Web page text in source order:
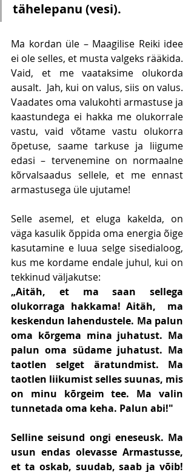
tähelepanu (vesi).
Ma kordan üle – Maagilise Reiki idee
ei ole selles, et musta valgeks rääkida.
Vaid, et me vaataksime olukorda
ausalt.  Jah, kui on valus, siis on valus.
Vaadates oma valukohti armastuse ja
kaastundega ei hakka me olukorrale
vastu, vaid võtame vastu olukorra
õpetuse, saame tarkuse ja liigume
edasi – tervenemine on normaalne
kõrvalsaadus sellele, et me ennast
armastusega üle ujutame!
Selle asemel, et eluga kakelda, on
väga kasulik õppida oma energia õige
kasutamine e luua selge sisedialoog,
kus me kordame endale juhul, kui on
tekkinud väljakutse:
„Aitäh, et ma saan sellega
olukorraga hakkama! Aitäh,  ma
keskendun lahendustele. Ma palun
oma kõrgema mina juhatust. Ma
palun oma südame juhatust. Ma
taotlen selget äratundmist. Ma
taotlen liikumist selles suunas, mis
on minu kõrgeim tee. Ma valin
tunnetada oma keha. Palun abi!"
Selline seisund ongi eneseusk. Ma
usun endas olevasse Armastusse,
et ta oskab, suudab, saab ja võib!